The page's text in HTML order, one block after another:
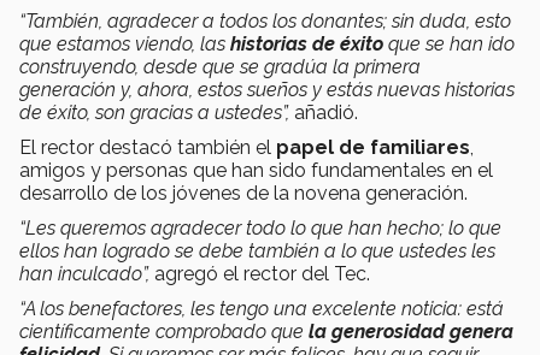
“También, agradecer a todos los donantes; sin duda, esto
que estamos viendo, las historias de éxito que se han ido
construyendo, desde que se gradúa la primera
generación y, ahora, estos sueños y estás nuevas historias
de éxito, son gracias a ustedes”, añadió.
El rector destacó también el papel de familiares,
amigos y personas que han sido fundamentales en el
desarrollo de los jóvenes de la novena generación.
“Les queremos agradecer todo lo que han hecho; lo que
ellos han logrado se debe también a lo que ustedes les
han inculcado”, agregó el rector del Tec.
“A los benefactores, les tengo una excelente noticia: está
científicamente comprobado que la generosidad genera